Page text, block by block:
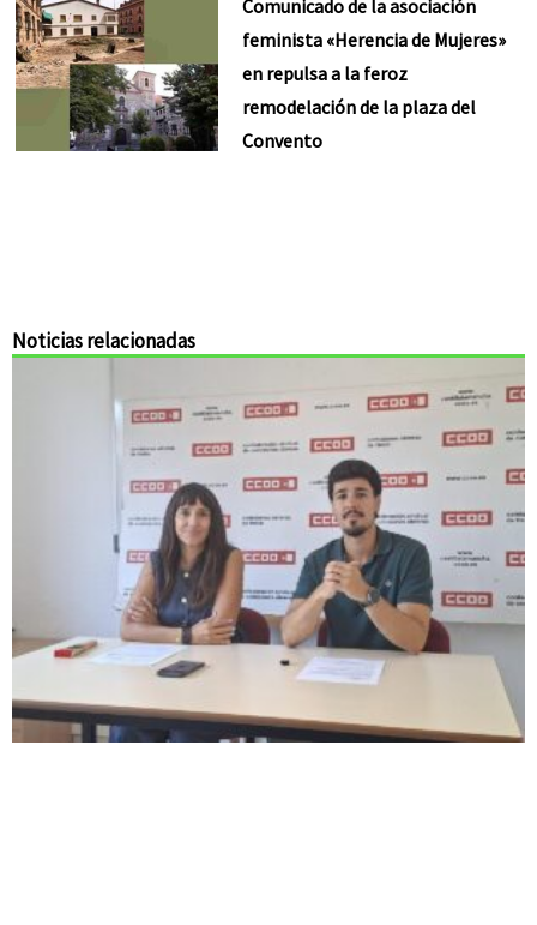
Comunicado de la asociación
feminista «Herencia de Mujeres»
en repulsa a la feroz
remodelación de la plaza del
Convento
Noticias relacionadas